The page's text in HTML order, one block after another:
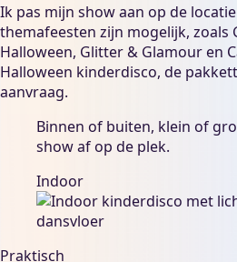
Ik pas mijn show aan op de
themafeesten zijn mogelijk, zoals
Halloween, Glitter & Glamour en
Halloween kinderdisco, de
aanvraag.
Binnen of buiten, klein of
show af op de plek.
Indoor
Praktisch